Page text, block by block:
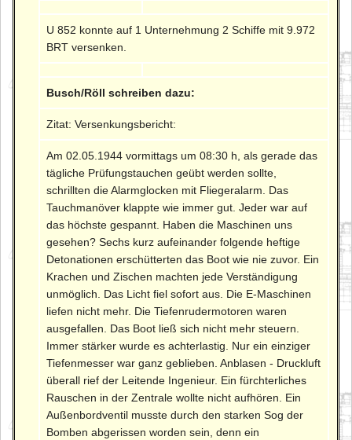
U 852 konnte auf 1 Unternehmung 2 Schiffe mit 9.972
BRT versenken.
Busch/Röll schreiben dazu:
Zitat: Versenkungsbericht:
Am 02.05.1944 vormittags um 08:30 h, als gerade das
tägliche Prüfungstauchen geübt werden sollte,
schrillten die Alarmglocken mit Fliegeralarm. Das
Tauchmanöver klappte wie immer gut. Jeder war auf
das höchste gespannt. Haben die Maschinen uns
gesehen? Sechs kurz aufeinander folgende heftige
Detonationen erschütterten das Boot wie nie zuvor. Ein
Krachen und Zischen machten jede Verständigung
unmöglich. Das Licht fiel sofort aus. Die E-Maschinen
liefen nicht mehr. Die Tiefenrudermotoren waren
ausgefallen. Das Boot ließ sich nicht mehr steuern.
Immer stärker wurde es achterlastig. Nur ein einziger
Tiefenmesser war ganz geblieben. Anblasen - Druckluft
überall rief der Leitende Ingenieur. Ein fürchterliches
Rauschen in der Zentrale wollte nicht aufhören. Ein
Außenbordventil musste durch den starken Sog der
Bomben abgerissen worden sein, denn ein